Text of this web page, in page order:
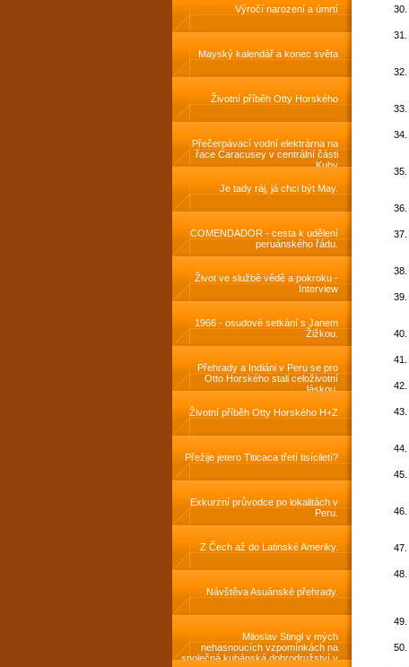
Výročí narození a úmrtí
Mayský kalendář a konec světa
Životní příběh Otty Horského
Přečerpávací vodní elektrárna na
řace Caracusey v centrální části
Kuby
Je tady ráj, já chci být May.
COMENDADOR - cesta k udělení
peruánského řádu.
Život ve službě vědě a pokroku -
Interview
1966 - osudové setkání s Janem
Žižkou.
Přehrady a Indiáni v Peru se pro
Otto Horského stali celoživotní
láskou.
Životní příběh Otty Horského H+Z
Přežije jetero Titicaca třetí tisíciletí?
Exkurzní průvodce po lokalitách v
Peru.
Z Čech až do Latinské Ameriky.
Návštěva Asuánské přehrady.
Miloslav Stingl v mých
nehasnoucích vzpomínkách na
společná kubánská dobrodružství v